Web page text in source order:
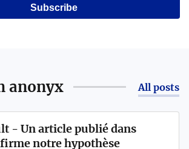
Subscribe
anonyx All posts
- Un article publié dans
notre hypothèse